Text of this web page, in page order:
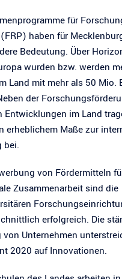
für
haben für
Bedeutung. Über
wurden bzw. werden
Land mit mehr als 50 Mio.
der
Entwicklungen im Land
erheblichem Maße zur
bei.
von Fördermitteln
Zusammenarbeit sind die
erfolgreich. Die
von Unternehmen
2020 auf Innovationen.